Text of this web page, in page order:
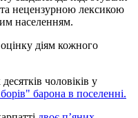
нецензурною лексикою
населенням.
діям кожного
чоловіків у
барона в поселенні.